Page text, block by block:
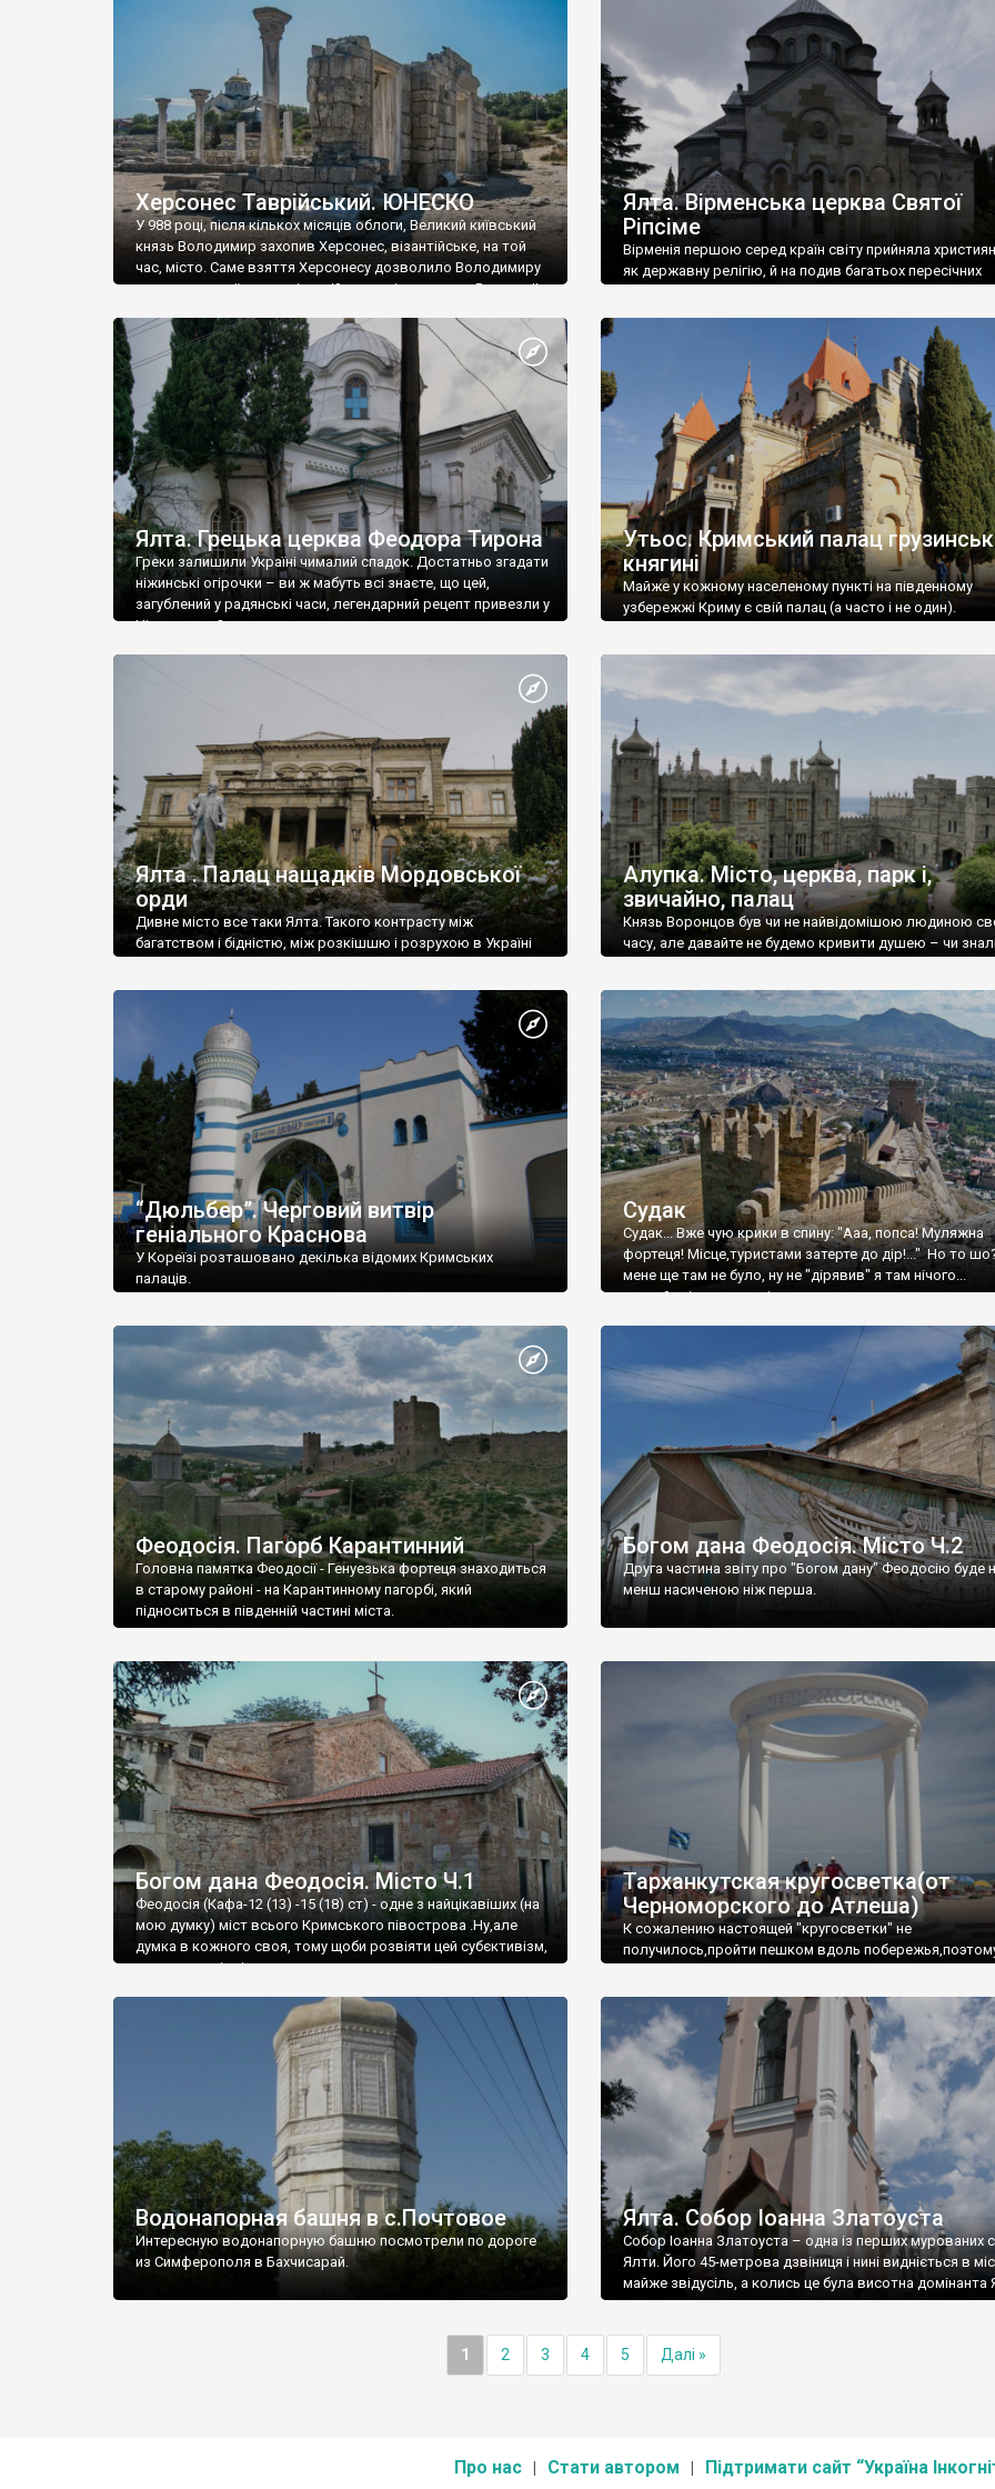
візантійської доби. Раритети викрадені з фондів об’єкту
культурної спадщини ЮНЕСКО «Херсонеса Таврійського».
Офіційно – на виставку «Золото Візантії», але експерти та
влада в Україні вважають це лише […]
називаються «повстяками» (postaki)…” “Вино. Крим
виробляє відмінне вино і його вдосталь: воно все
легке біле і дуже […]
Херсонес Таврійський. ЮНЕСКО
У 988 році, після кількох місяців облоги, Великий київський
князь Володимир захопив Херсонес, візантійське, на той
час, місто. Саме взяття Херсонесу дозволило Володимиру
диктувати свої умови візантійському імператору Василю ІІ,
Херсонесі Володимир-язичник, став Василем-
християнином. А потім було Хрещення Русі. На честь
Херсонесу Таврійського названо місто […]
Ялта. Вірменська церква Святої
Ріпсіме
Вірменія першою серед країн світу прийняла
як державну релігію, й на подив багатьох пересічних
Ялта. Грецька церква Феодора Тирона
Греки залишили Україні чималий спадок. Достатньо згадати
ніжинські огірочки – ви ж мабуть всі знаєте, що цей,
загублений у радянські часи, легендарний рецепт привезли у
Ніжин греки?
Утьос. Кримський палац
княгині
Майже у кожному населеному пункті на південному
узбережжі Криму є свій палац (а часто і не один).
Ялта . Палац нащадків Мордовської
орди
Дивне місто все таки Ялта. Такого контрасту між
багатством і бідністю, між розкішшю і розрухою в Україні
Алупка. Місто, церква, парк і,
звичайно, палац
Князь Воронцов був чи не найвідомішою людиною
часу, але давайте не будемо кривити душею – чи
“Дюльбер”. Черговий витвір
геніального Краснова
У Кореїзі розташовано декілька відомих Кримських
палаців.
Судак
Судак... Вже чую крики в спину: "Ааа, попса! Муляжна
фортеця! Місце,туристами затерте до дір!..." Но то
мене ще там не було, ну не "дірявив" я там нічого...
принаймні до цього літа.
Феодосія. Пагорб Карантинний
Головна памятка Феодосії - Генуезька фортеця знаходиться
в старому районі - на Карантинному пагорбі, який
підноситься в південній частині міста.
Богом дана Феодосія. Місто Ч.2
Друга частина звіту про "Богом дану" Феодосію буде
менш насиченою ніж перша.
Богом дана Феодосія. Місто Ч.1
Феодосія (Кафа-12 (13) -15 (18) ст) - одне з найцікавіших (на
мою думку) міст всього Кримського півострова .Ну,але
думка в кожного своя, тому щоби розвіяти цей субєктивізм,
запрошую відвідати це
Тарханкутская кругосветка(от
Черноморского до Атлеша)
К сожалению настоящей "кругосветки" не
получилось,пройти пешком вдоль
Водонапорная башня в с.Почтовое
Интересную водонапорную башню посмотрели по дороге
из Симферополя в Бахчисарай.
Ялта. Собор Іоанна Златоуста
Собор Іоанна Златоуста – одна із перших мурованих
Ялти. Його 45-метрова дзвіниця і нині видніється в
майже звідусіль, а колись це була висотна домінанта
1 2 3 4 5 Далі »
Про нас Стати автором Підтримати сайт “Україна